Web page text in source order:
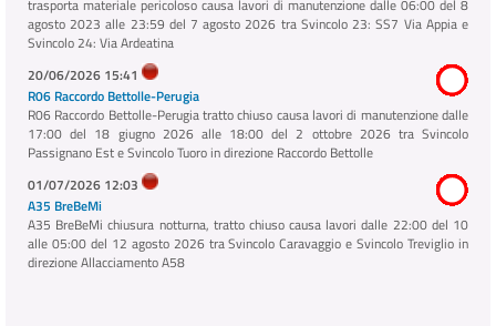
trasporta materiale pericoloso causa lavori di manutenzione dalle 06:00 del 8
agosto 2023 alle 23:59 del 7 agosto 2026 tra Svincolo 23: SS7 Via Appia e
Svincolo 24: Via Ardeatina
20/06/2026 15:41
R06 Raccordo Bettolle-Perugia
R06 Raccordo Bettolle-Perugia tratto chiuso causa lavori di manutenzione dalle
17:00 del 18 giugno 2026 alle 18:00 del 2 ottobre 2026 tra Svincolo
Passignano Est e Svincolo Tuoro in direzione Raccordo Bettolle
01/07/2026 12:03
A35 BreBeMi
A35 BreBeMi chiusura notturna, tratto chiuso causa lavori dalle 22:00 del 10
alle 05:00 del 12 agosto 2026 tra Svincolo Caravaggio e Svincolo Treviglio in
direzione Allacciamento A58